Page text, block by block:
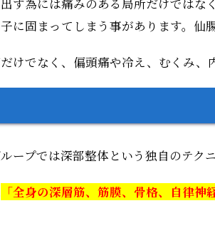
に固まってしまう事があります。 仙
けでなく、偏頭痛や冷え、むくみ、
ープでは深部整体という独自のテク
「全身の深層筋、筋膜、骨格、自律神